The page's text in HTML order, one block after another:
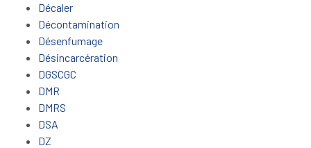
Décaler
Décontamination
Désenfumage
Désincarcération
DGSCGC
DMR
DMRS
DSA
DZ